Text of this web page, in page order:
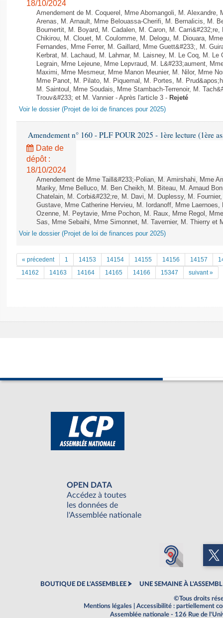
18/10/2024
Amendement de M. Coquerel, Mme Abomangoli, M. Alexandre,
Arenas, M. Arnault, Mme Belouassa-Cherifi, M. Bernalicis, M.
Boumertit, M. Boyard, M. Cadalen, M. Caron, M.
Chikirou, M. Clouet, M. Coulomme, M. Delogu, M. Diouara,
Fernandes, Mme Ferrer, M. Gaillard, Mme Guett&#233;, M.
Kerbrat, M. Lachaud, M. Lahmar, M. Laisney, M. Le Coq, M. Le
Legrain, Mme Lejeune, Mme Lepvraud, M. L&#233;aument,
Maximi, Mme Mesmeur, Mme Manon Meunier, M. Nilor, Mme
Mme Panot, M. Pilato, M. Piquemal, M. Portes, M.
M. Saintoul, Mme Soudais, Mme Stambach-Terrenoir, M.
Trouv&#233; et M. Vannier - Après l'article 3 - Rejeté
Voir le dossier (Projet de loi de finances pour 2025)
Amendement n° 160 - PLF POUR 2025 - 1ère lecture (1ère
Date de
dépôt :
18/10/2024
Amendement de Mme Taill&#233;-Polian, M. Amirshahi, Mme
Mariky, Mme Belluco, M. Ben Cheikh, M. Biteau, M. Arnaud
Chatelain, M. Corbi&#232;re, M. Davi, M. Duplessy, M.
Gustave, Mme Catherine Hervieu, M. Iordanoff, Mme
Ozenne, M. Peytavie, Mme Pochon, M. Raux, Mme Regol,
Sas, Mme Sebaihi, Mme Simonnet, M. Tavernier, M. Thierry et
Voir le dossier (Projet de loi de finances pour 2025)
« précedent 1 14153 14154 14155 14156 14157
14162
14163 14164 14165 14166 15347 suivant »
OPEN DATA
Accédez à toutes
les données de
l'Assemblée nationale
BOUTIQUE DE L'ASSEMBLEE UNE SEMAINE À
©Tous droits
Mentions légales
Accessibilité : partiellement
Assemblée nationale - 126 Rue de